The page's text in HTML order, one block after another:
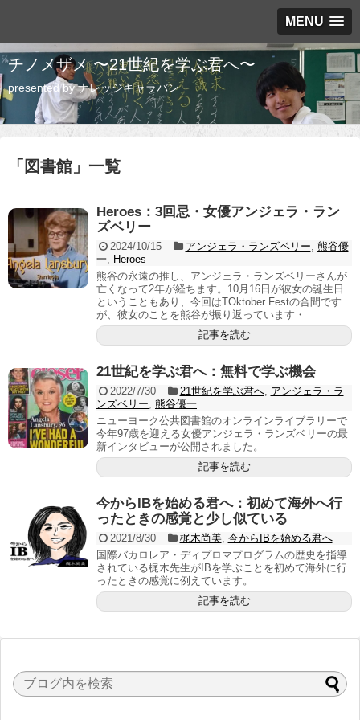
MENU
チノメザメ 〜21世紀を学ぶ君へ〜
presented by ナレッジキャラバン
「 図書館 」 一覧
Heroes：3回忌・女優アンジェラ・ラン
ズベリー
2024/10/15 アンジェラ・ランズベリー 熊谷優
一
Heroes
熊谷の永遠の推し、アンジェラ・ランズベリーさんが
亡くなって2年が経ちます。10月16日が彼女の誕生日
ということもあり、今回はTOktober Festの合間です
が、彼女のことを熊谷が振り返っています・
記事を読む
21世紀を学ぶ君へ：無料で学ぶ機会
2022/7/30 21世紀を学ぶ君へ, アンジェラ・ラ
ンズベリー 熊谷優一
ニューヨーク公共図書館のオンラインライブラリーで
今年97歳を迎える女優アンジェラ・ランズベリーの最
新インタビューが公開されました。
記事を読む
今からIBを始める君へ：初めて海外へ行
ったときの感覚と少し似ている
2021/8/30 梶木尚美, 今からIBを始める君へ
国際バカロレア・ディプロマプログラムの歴史を指導
されている梶木先生がIBを学ぶことを初めて海外に行
ったときの感覚に例えています。
記事を読む